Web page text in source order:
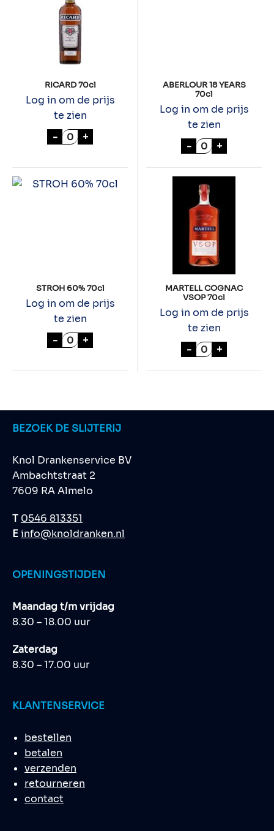
RICARD 70cl
Log in om de prijs
te zien
- RICARD 70cl aantal
+
ABERLOUR 18 YEARS
70cl
Log in om de prijs
te zien
- ABERLOUR 18
+
STROH 60% 70cl
Log in om de prijs
te zien
- STROH 60% 70cl aantal
+
MARTELL COGNAC
VSOP 70cl
Log in om de prijs
te zien
- MARTELL
+
BEZOEK DE SLIJTERIJ
Knol Drankenservice BV
Ambachtstraat 2
7609 RA Almelo
T 0546 813351
Einfo@knoldranken.nl
OPENINGSTIJDEN
Maandag t/m vrijdag
8.30 – 18.00 uur
Zaterdag
8.30 – 17.00 uur
KLANTENSERVICE
bestellen
betalen
verzenden
retourneren
contact